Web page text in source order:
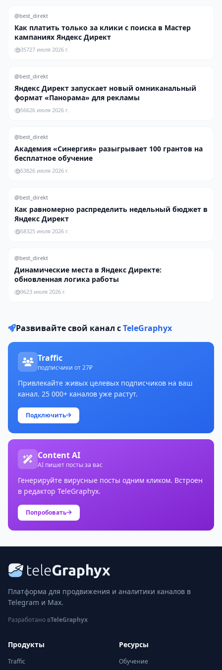
@best_direkt
Как платить только за клики с поиска в Мастер
кампаниях Яндекс Директ
35727 июля 2026 г.
@best_direkt
Яндекс Директ запускает новый омниканальный
формат «Панорама» для рекламы
56626 июля 2026 г.
@best_direkt
Академия «Синергия» разыгрывает 100 грантов на
бесплатное обучение
53826 июля 2026 г.
@best_direkt
Как равномерно распределить недельный бюджет в
Яндекс Директ
58325 июля 2026 г.
@best_direkt
Динамические места в Яндекс Директе:
обновленная логика работы
9623 июля 2026 г.
Развивайте свой канал сTeleGraphyx
Traffic
подписчики от 27₽
Привлекайте живых целевых подписчиков на ваш
канал. 25 000+ каналов уже растут.
Подключить
Content AI
AI пишет посты за вас
Генерируйте вирусные посты одним кликом. Встроен
в редактор TeleGraphyx.
Попробовать
Платформа для продвижения и аналитики каналов в
Telegram и Max.
Разработано вTeleGraphyx
Продукты
Traffic
Ресурсы
Обучение